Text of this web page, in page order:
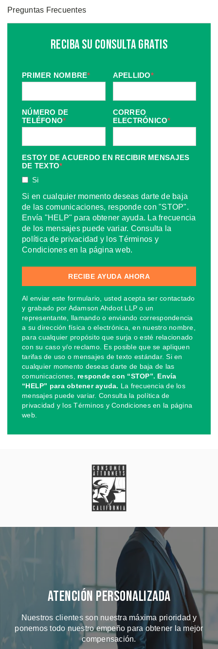
Preguntas Frecuentes
Reciba Su Consulta Gratis
PRIMER NOMBRE* APELLIDO*
NÚMERO DE
TELÉFONO*
CORREO
ELECTRÓNICO*
ESTOY DE ACUERDO EN RECIBIR MENSAJES
DE TEXTO*
Si
Si en cualquier momento deseas darte de baja
de las comunicaciones, responde con "STOP".
Envía "HELP" para obtener ayuda. La frecuencia
de los mensajes puede variar. Consulta la
política de privacidad y los Términos y
Condiciones en la página web.
Al enviar este formulario, usted acepta ser contactado
y grabado por Adamson Ahdoot LLP o un
representante, llamando o enviando correspondencia
a su dirección física o electrónica, en nuestro nombre,
para cualquier propósito que surja o esté relacionado
con su caso y/o reclamo. Es posible que se apliquen
tarifas de uso o mensajes de texto estándar. Si en
cualquier momento deseas darte de baja de las
comunicaciones, responde con “STOP”. Envía
“HELP” para obtener ayuda. La frecuencia de los
mensajes puede variar. Consulta la política de
privacidad y los Términos y Condiciones en la página
web.
Atención Personalizada
Nuestros clientes son nuestra máxima prioridad y
ponemos todo nuestro empeño para obtener la mejor
compensación.